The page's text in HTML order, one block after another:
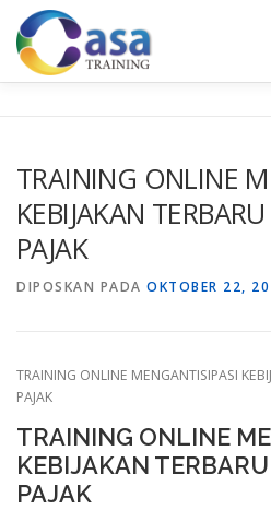
Lompat
konten
KONTAK KAMI SERTIFIKASI
TRAINING ONLINE
KEBIJAKAN
PAJAK
DIPOSKAN PADA OKTOBER 22,
TRAINING ONLINE MENGANTISIPASI
PAJAK
TRAINING ONLINE
KEBIJAKAN
PAJAK